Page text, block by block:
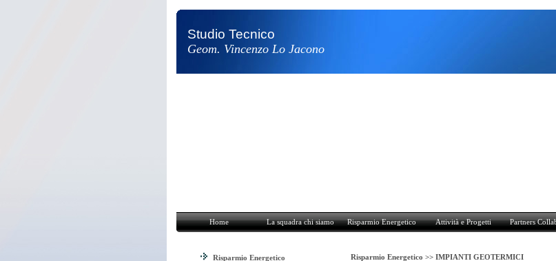
Studio Tecnico
Geom. Vincenzo Lo Jacono
Home La squadra chi siamo Risparmio Energetico Attività e Progetti Partners Collaboratori
Risparmio Energetico
Risparmio Energetico >> IMPIANTI GEOTERMICI
Home La squadra chi siamo Risparmio Energetico Attività e Progetti Partners